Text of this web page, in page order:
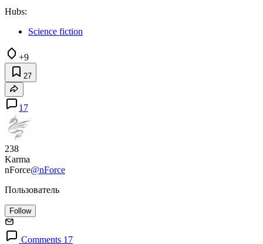
Hubs:
Science fiction
+9
27
17
238
Karma
nForce@nForce
Пользователь
Follow
Comments 17